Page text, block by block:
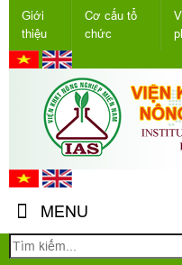
Giới
thiệu
Cơ cấu tổ
chức
MENU